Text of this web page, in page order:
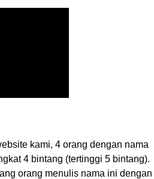
kami, 4 orang dengan nama
4 bintang (tertinggi 5 bintang).
orang menulis nama ini dengan